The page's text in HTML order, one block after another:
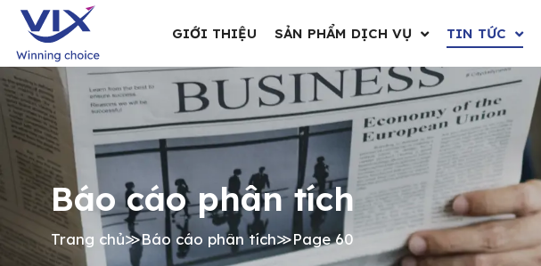
GIỚI THIỆU SẢN PHẨM DỊCH VỤ TIN TỨC
Báo cáo phân tích
Trang chủ≫Báo cáo phân tích≫Page 60